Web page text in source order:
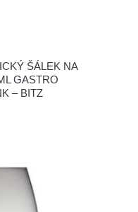
ŠÁLEK NA
GASTRO
– BITZ